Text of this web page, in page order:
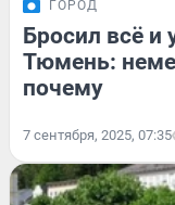
ГОРОД
Бросил всё и
Тюмень:
почему
7 сентября, 2025, 07:35